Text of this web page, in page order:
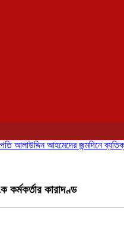
আহমেদের জন্মদিনে ব্যতিক্রমী
কর্মকর্তার কারাদণ্ড